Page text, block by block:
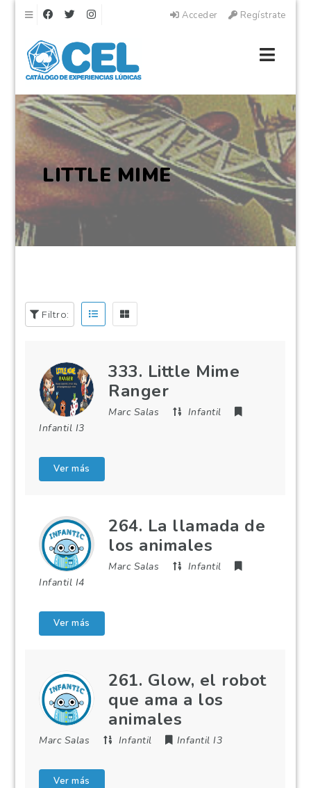
Navegación Acceder Regístrate
LITTLE MIME
Filtro:
333. Little Mime
Ranger
Marc Salas
Infantil
Infantil I3
Ver más
264. La llamada de
los animales
Marc Salas
Infantil
Infantil I4
Ver más
261. Glow, el robot
que ama a los
animales
Marc Salas Infantil Infantil I3
Ver más